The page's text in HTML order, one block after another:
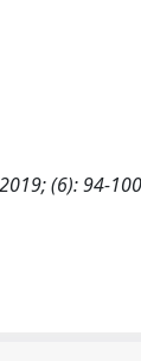
(6): 94-100